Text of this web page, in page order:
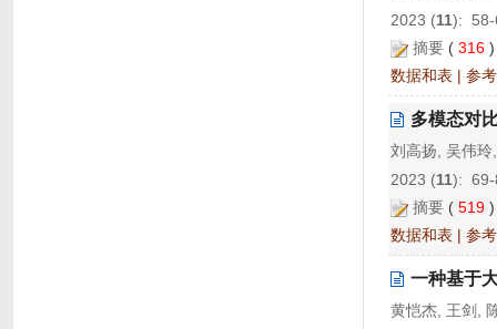
2023 (11):
摘要 ( 316
数据和表 | 参
多模态对
刘高扬, 吴伟
2023 (11):
摘要 ( 519
数据和表 | 参
一种基于
黄恺杰, 王剑,